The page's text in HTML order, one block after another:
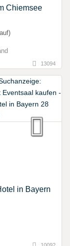
Chiemsee
13094
in Bayern